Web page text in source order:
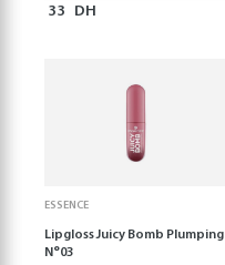
33 DH
ESSENCE
Lipgloss Juicy Bomb Plumping
N°03